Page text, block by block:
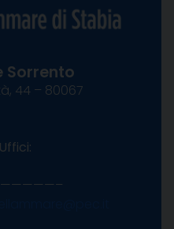
Sorrento
44 – 80067